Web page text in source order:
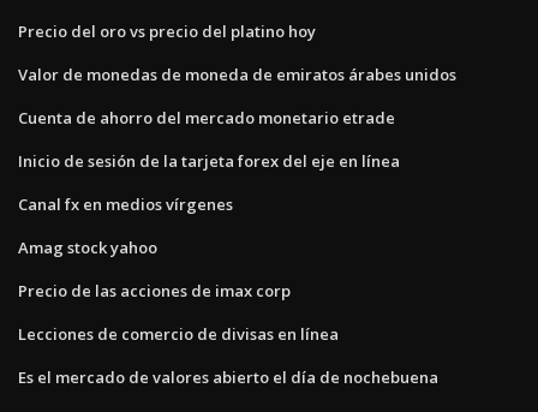
Precio del oro vs precio del platino hoy
Valor de monedas de moneda de emiratos árabes unidos
Cuenta de ahorro del mercado monetario etrade
Inicio de sesión de la tarjeta forex del eje en línea
Canal fx en medios vírgenes
Amag stock yahoo
Precio de las acciones de imax corp
Lecciones de comercio de divisas en línea
Es el mercado de valores abierto el día de nochebuena